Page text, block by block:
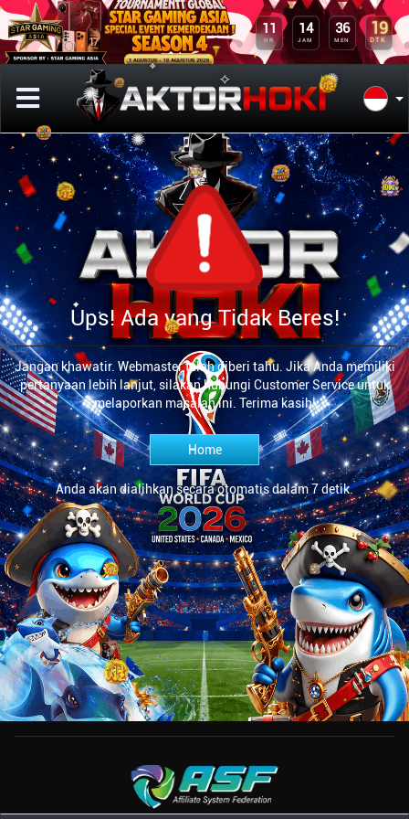
✺ ✧
✺
11
HR
14
JAM
36
MEN
19
DTK
Ups! Ada yang Tidak Beres!
Jangan khawatir. Webmaster telah diberi tahu. Jika Anda memiliki
pertanyaan lebih lanjut, silakan hubungi Customer Service untuk
melaporkan masalah ini. Terima kasih!
Home
Anda akan dialihkan secara otomatis dalam 7 detik.